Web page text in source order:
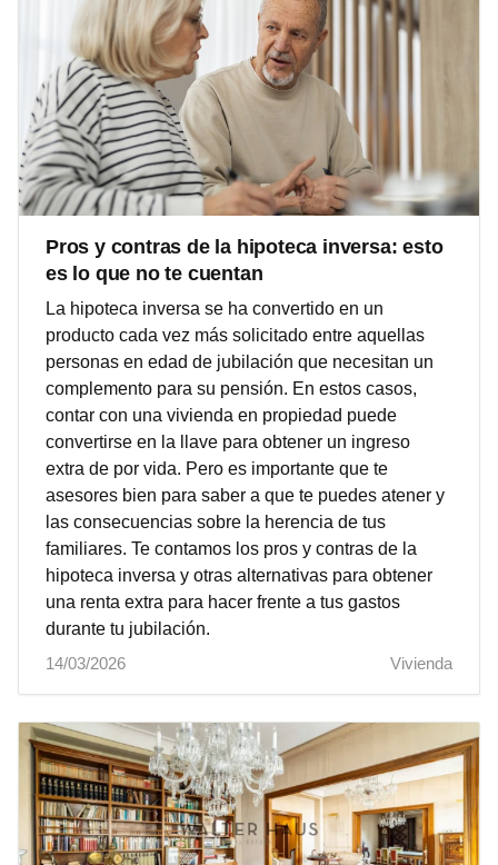
Pros y contras de la hipoteca inversa: esto
es lo que no te cuentan
La hipoteca inversa se ha convertido en un
producto cada vez más solicitado entre aquellas
personas en edad de jubilación que necesitan un
complemento para su pensión. En estos casos,
contar con una vivienda en propiedad puede
convertirse en la llave para obtener un ingreso
extra de por vida. Pero es importante que te
asesores bien para saber a que te puedes atener y
las consecuencias sobre la herencia de tus
familiares. Te contamos los pros y contras de la
hipoteca inversa y otras alternativas para obtener
una renta extra para hacer frente a tus gastos
durante tu jubilación.
14/03/2026
Vivienda